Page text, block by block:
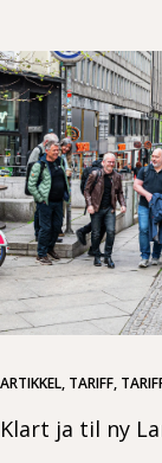
ARTIKKEL, TARIFF,
Klart ja til ny